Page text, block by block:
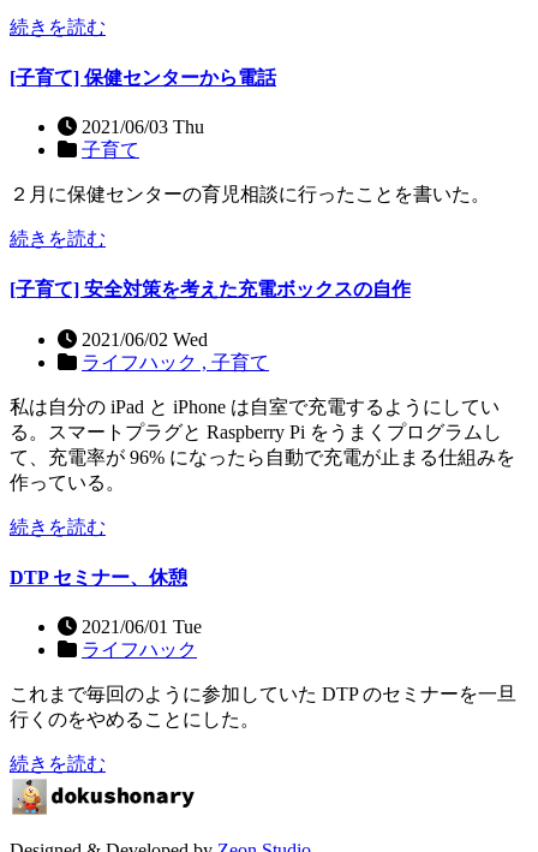
続きを読む
[子育て] 保健センターから電話
2021/06/03 Thu
子育て
２月に保健センターの育児相談に行ったことを書いた。
続きを読む
[子育て] 安全対策を考えた充電ボックスの自作
2021/06/02 Wed
ライフハック , 子育て
私は自分の iPad と iPhone は自室で充電するようにしてい
る。スマートプラグと Raspberry Pi をうまくプログラムし
て、充電率が 96% になったら自動で充電が止まる仕組みを
作っている。
続きを読む
DTP セミナー、休憩
2021/06/01 Tue
ライフハック
これまで毎回のように参加していた DTP のセミナーを一旦
行くのをやめることにした。
続きを読む